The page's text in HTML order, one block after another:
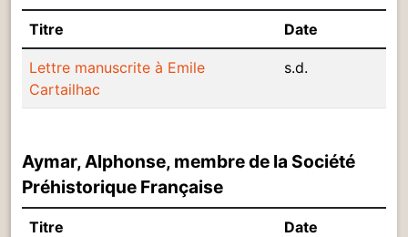
Titre Date
Lettre manuscrite à Emile
Cartailhac
s.d.
Aymar, Alphonse, membre de la Société
Préhistorique Française
Titre Date